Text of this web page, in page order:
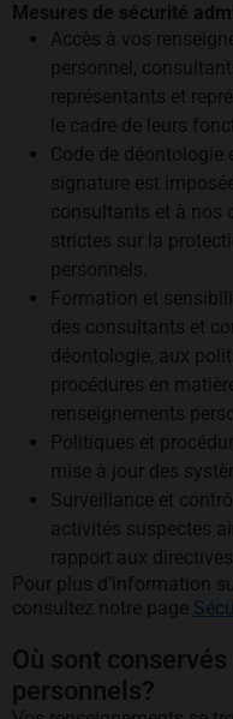
Mesures de sécurité
Accès à vos
personnel,
représentants et
le cadre de leurs
Code de
signature est
consultants et à nos
strictes sur la
personnels.
Formation et
des consultants et
déontologie, aux
procédures en
renseignements
Politiques et
mise à jour des
Surveillance et
activités suspectes
rapport aux
Pour plus d’information
consultez notre page
Où sont
personnels?